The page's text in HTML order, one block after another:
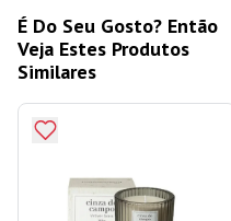
É Do Seu Gosto? Então
Veja Estes Produtos
Similares